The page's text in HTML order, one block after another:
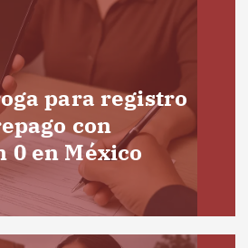
para registro
con
en México